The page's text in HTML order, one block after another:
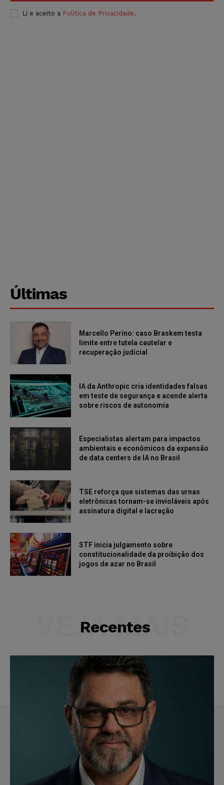
Li e aceito a Política de Privacidade.
Últimas
Marcello Perino: caso Braskem testa
limite entre tutela cautelar e
recuperação judicial
IA da Anthropic cria identidades falsas
em teste de segurança e acende alerta
sobre riscos de autonomia
Especialistas alertam para impactos
ambientais e econômicos da expansão
de data centers de IA no Brasil
TSE reforça que sistemas das urnas
eletrônicas tornam-se invioláveis após
assinatura digital e lacração
STF inicia julgamento sobre
constitucionalidade da proibição dos
jogos de azar no Brasil
Recentes
VEJA MAIS